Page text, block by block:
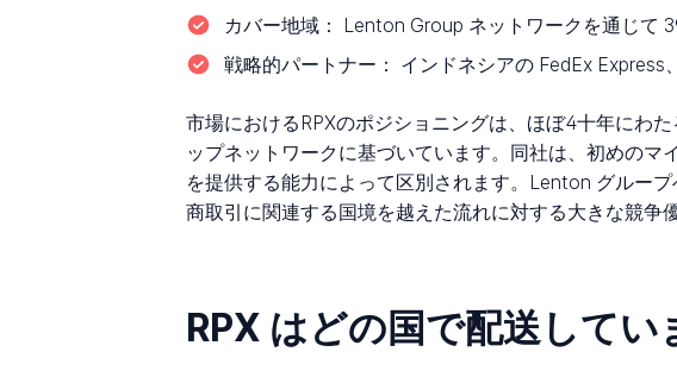
カバー地域：
Lenton Group ネットワークを通じて
戦略的パートナー：
インドネシアの FedEx
市場におけるRPXのポジショニングは、ほぼ4十年にわ
ップネットワークに基づいています。同社は、初めの
を提供する能力によって区別されます。Lenton グルー
商取引に関連する国境を越えた流れに対する大きな競争
RPX はどの国で配送してい